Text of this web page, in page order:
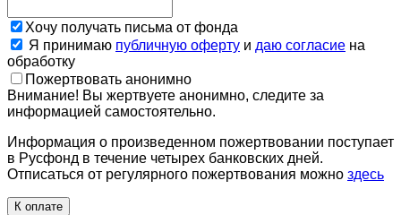
Хочу получать письма от фонда
Я принимаю публичную оферту и даю согласие на
обработку
Пожертвовать анонимно
Внимание! Вы жертвуете анонимно, следите за
информацией самостоятельно.
Информация о произведенном пожертвовании поступает
в Русфонд в течение четырех банковских дней.
Отписаться от регулярного пожертвования можно здесь
К оплате